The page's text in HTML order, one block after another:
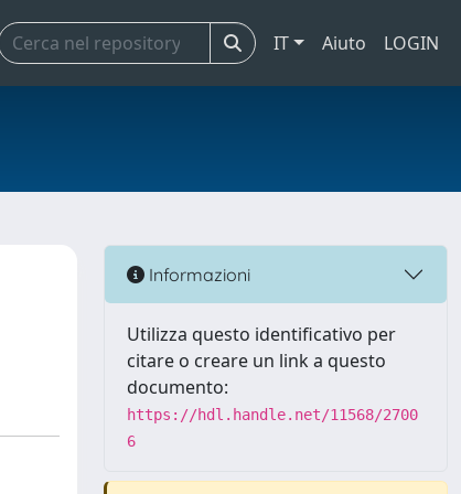
IT Aiuto LOGIN
Informazioni
Utilizza questo identificativo per
citare o creare un link a questo
documento:
https://hdl.handle.net/11568/2700
6